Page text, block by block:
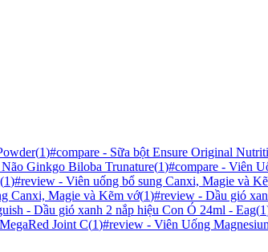
(1)#compare - Sữa bột Ensure Original
Ginkgo Biloba Trunature(1)#compare - Viên
(1)#review - Viên uống bổ sung Canxi, Magie và
Canxi, Magie và Kẽm vớ(1)#review - Dầu gió
- Dầu gió xanh 2 nắp hiệu Con Ó 24ml - Eag(1
Joint C(1)#review - Viên Uống